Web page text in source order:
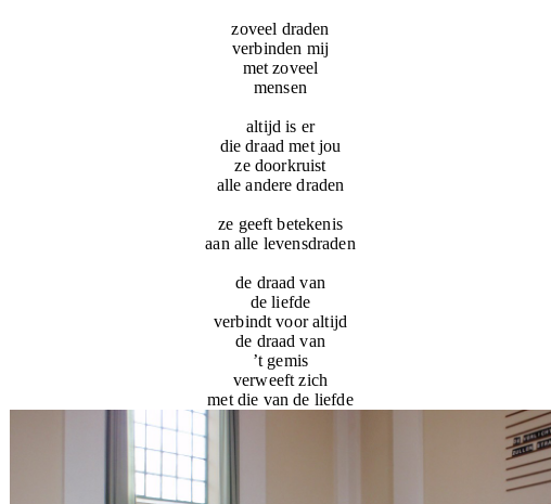
zoveel draden
verbinden mij
met zoveel
mensen
altijd is er
die draad met jou
ze doorkruist
alle andere draden
ze geeft betekenis
aan alle levensdraden
de draad van
de liefde
verbindt voor altijd
de draad van
’t gemis
verweeft zich
met die van de liefde